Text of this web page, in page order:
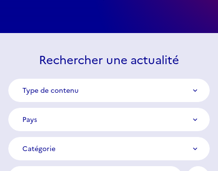
Rechercher une actualité
Type
de
contenu
Type de contenu
Pays
Pays
Catégorie
Catégorie